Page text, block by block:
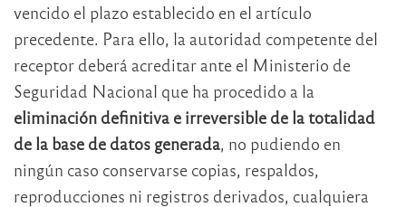
vencido el plazo establecido en el artículo
precedente. Para ello, la autoridad competente del
receptor deberá acreditar ante el Ministerio de
Seguridad Nacional que ha procedido a la
eliminación definitiva e irreversible de la totalidad
de la base de datos generada, no pudiendo en
ningún caso conservarse copias, respaldos,
reproducciones ni registros derivados, cualquiera